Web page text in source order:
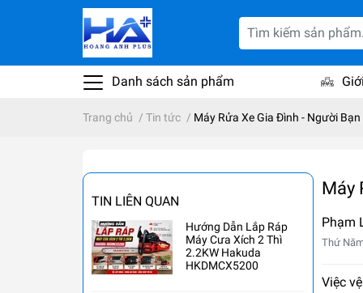
Danh sách sản phẩm
Trang chủ / Tin tức / Máy Rửa Xe Gia Đình - Người
TIN LIÊN QUAN
Hướng Dẫn Lắp Ráp
Máy Cưa Xích 2 Thì
2.2KW Hakuda
HKDMCX5200
Máy
Phạm
Thứ
Việc